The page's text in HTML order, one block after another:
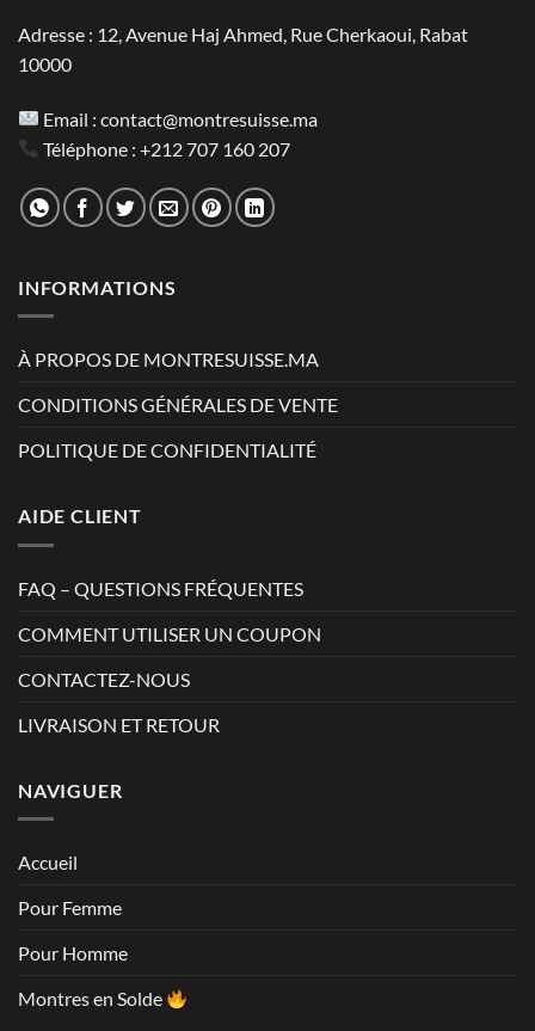
Adresse : 12, Avenue Haj Ahmed, Rue Cherkaoui, Rabat
10000
Email :contact@montresuisse.ma
Téléphone :+212 707 160 207
INFORMATIONS
À PROPOS DE MONTRESUISSE.MA
CONDITIONS GÉNÉRALES DE VENTE
POLITIQUE DE CONFIDENTIALITÉ
AIDE CLIENT
FAQ – QUESTIONS FRÉQUENTES
COMMENT UTILISER UN COUPON
CONTACTEZ-NOUS
LIVRAISON ET RETOUR
NAVIGUER
Accueil
Pour Femme
Pour Homme
Montres en Solde